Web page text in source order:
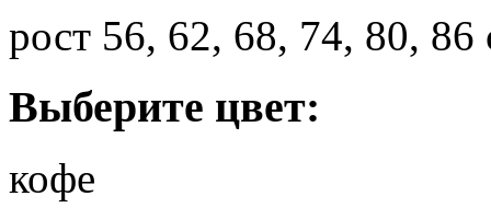
рост 56, 62, 68, 74, 80, 86
Выберите цвет:
кофе